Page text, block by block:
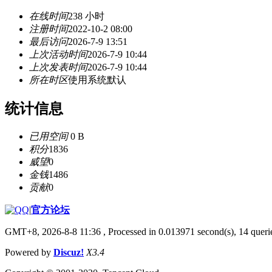
在线时间238 小时
注册时间2022-10-2 08:00
最后访问2026-7-9 13:51
上次活动时间2026-7-9 10:44
上次发表时间2026-7-9 10:44
所在时区使用系统默认
统计信息
已用空间0 B
积分1836
威望0
金钱1486
贡献0
|官方论坛
GMT+8, 2026-8-8 11:36 , Processed in 0.013971 second(s), 14
Powered by Discuz! X3.4